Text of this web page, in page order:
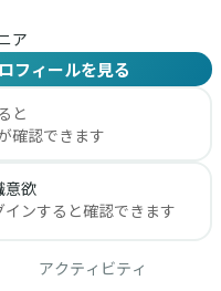
ア
フィールを見る
と
確認できます
意欲
インすると確認できます
アクティビティ